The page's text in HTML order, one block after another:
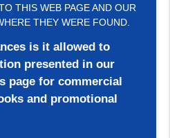
THIS WEB PAGE AND OUR
THEY WERE FOUND.
is it allowed to
presented in our
page for commercial
and promotional